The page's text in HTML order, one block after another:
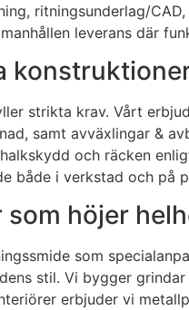
ritningsunderlag/
leverans där
strikta krav. Vårt
samt avväxlingar &
och räcken
både i verkstad och
höjer
som
stil. Vi bygger
erbjuder vi